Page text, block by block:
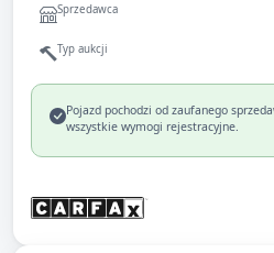
Sprzedawca
Typ aukcji
Pojazd pochodzi od zaufanego
wszystkie wymogi rejestracyjne.